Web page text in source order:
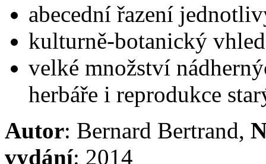
abecední řazení
kulturně-botanický vhled
velké množství
herbáře i reprodukce
Autor: Bernard Bertrand,
vydání: 2014